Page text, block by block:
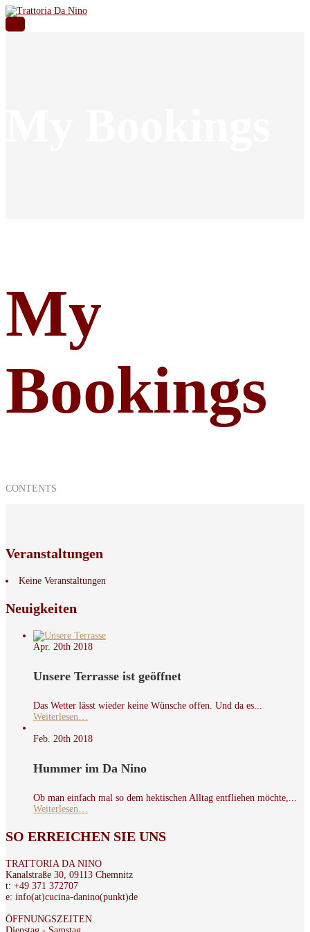
My
Bookings
CONTENTS
Veranstaltungen
Keine Veranstaltungen
Neuigkeiten
Apr. 20th 2018
Unsere Terrasse ist geöffnet
Das Wetter lässt wieder keine Wünsche offen. Und da es...
Weiterlesen…
Feb. 20th 2018
Hummer im Da Nino
Ob man einfach mal so dem hektischen Alltag entfliehen möchte,...
Weiterlesen…
SO ERREICHEN SIE UNS
TRATTORIA DA NINO
Kanalstraße 30, 09113 Chemnitz
t: +49 371 372707
e: info(at)cucina-danino(punkt)de
ÖFFNUNGSZEITEN